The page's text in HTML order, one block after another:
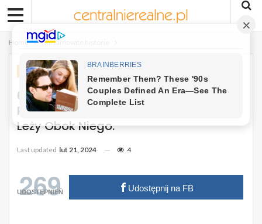
Home Niesamowite historie
NIESAMOWITE HISTORIE
6-Letni Chłopiec Zaginął W Lesie. Gdy
Ratownicy Go Znaleźli Zobaczyli Kto
Leży Obok Niego.
Last updated lut 21, 2024 4
269
UDOSTĘPNIEŃ Udostępnij na FB